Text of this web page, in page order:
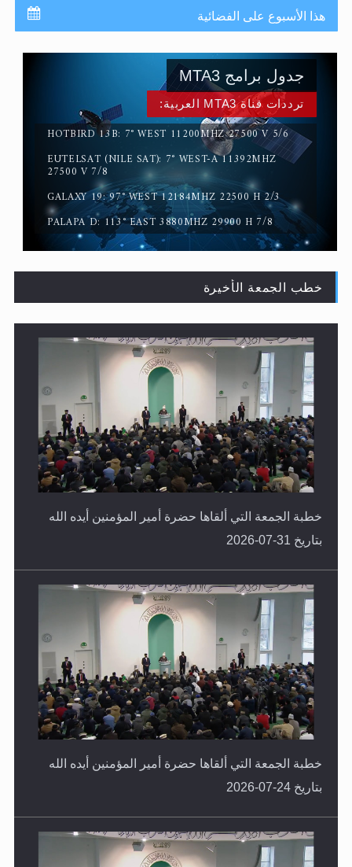
القرآن قاضٍ وحكمٌ على السنة ومهيمنٌ عليها.. ليس العكس
لا ناسخ ولا منسوخ في القرآن الكريم
هذا الأسبوع على الفضائية
ترددات قناة MTA3 العربية:
HOTBIRD 13B: 7° WEST 11200MHZ 27500 V 5/6
EUTELSAT (NILE SAT): 7° WEST-A 11392MHZ
27500 V 7/8
GALAXY 19: 97° WEST 12184MHZ 22500 H 2/3
PALAPA D: 113° EAST 3880MHZ 29900 H 7/8
جدول برامج MTA3
خطب الجمعة الأخيرة
خطبة الجمعة التي ألقاها حضرة أمير المؤمنين أيده الله
بتاريخ 31-07-2026
خطبة الجمعة التي ألقاها حضرة أمير المؤمنين أيده الله
بتاريخ 24-07-2026